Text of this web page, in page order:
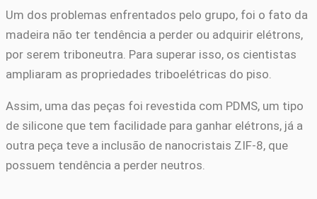
Um dos problemas enfrentados pelo grupo, foi o fato da
madeira não ter tendência a perder ou adquirir elétrons,
por serem triboneutra. Para superar isso, os cientistas
ampliaram as propriedades triboelétricas do piso.
Assim, uma das peças foi revestida com PDMS, um tipo
de silicone que tem facilidade para ganhar elétrons, já a
outra peça teve a inclusão de nanocristais ZIF-8, que
possuem tendência a perder neutros.